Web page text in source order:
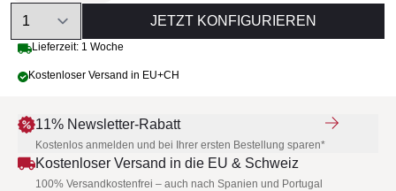
Quantity
JETZT KONFIGURIEREN
Lieferzeit: 1 Woche
Kostenloser Versand in EU+CH
11% Newsletter-Rabatt
Kostenlos anmelden und bei Ihrer ersten Bestellung sparen*
Kostenloser Versand in die EU & Schweiz
100% Versandkostenfrei – auch nach Spanien und Portugal